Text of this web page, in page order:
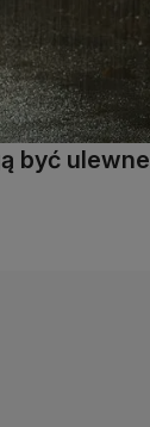
być ulewne